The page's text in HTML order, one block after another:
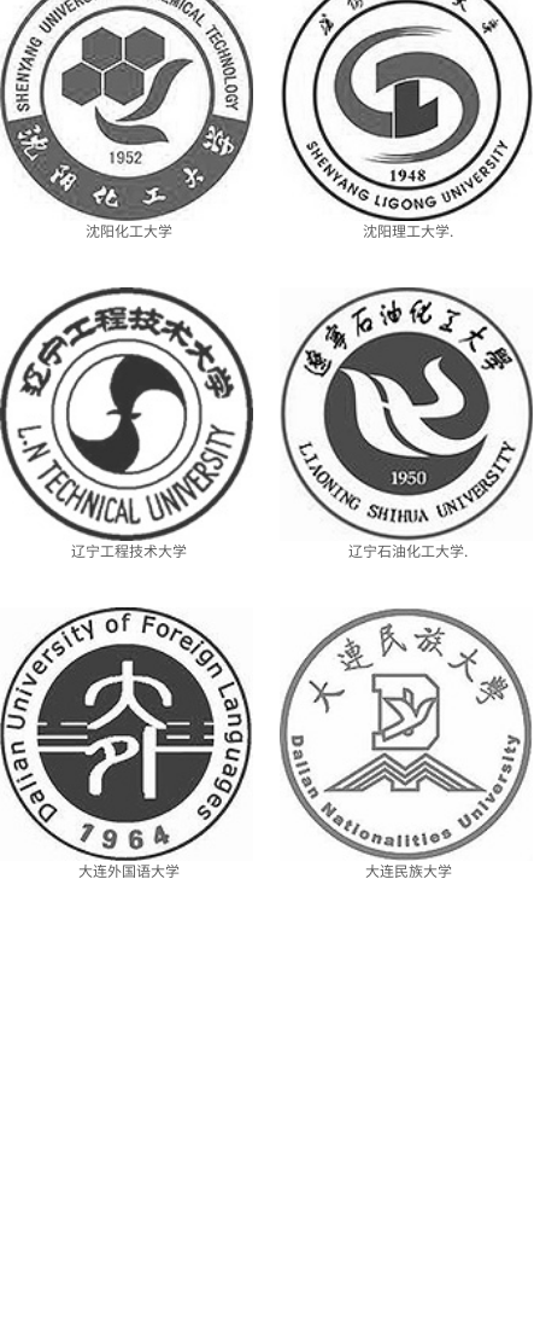
沈阳化工大学 沈阳理工大学.
辽宁工程技术大学 辽宁石油化工大学.
大连外国语大学 大连民族大学